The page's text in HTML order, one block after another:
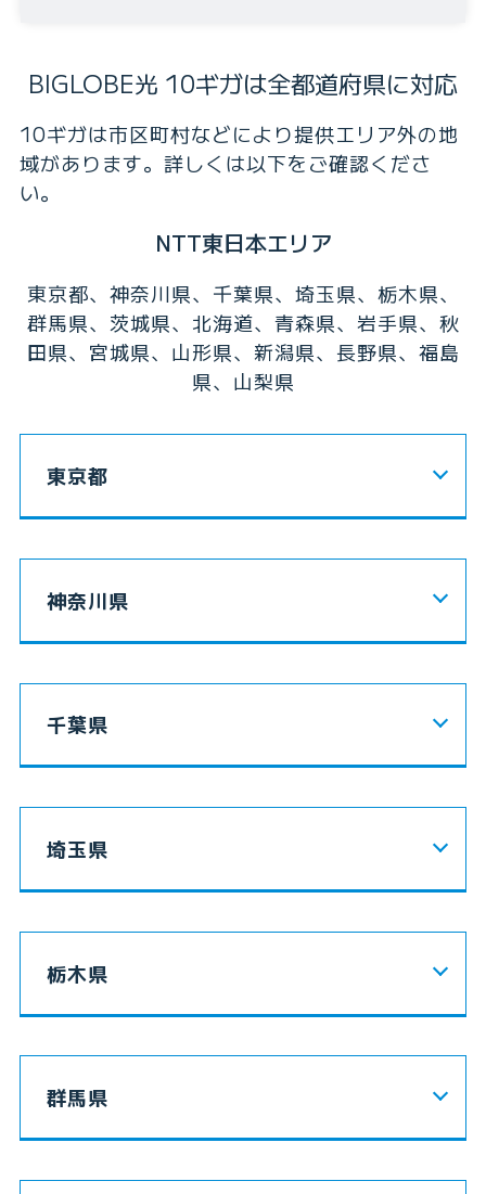
BIGLOBE光 10ギガは全都道府県に対応
10ギガは市区町村などにより提供エリア外の地
域があります。詳しくは以下をご確認くださ
い。
NTT東日本エリア
東京都、神奈川県、千葉県、埼玉県、栃木県、
群馬県、茨城県、 北海道、青森県、岩手県、秋
田県、宮城県、山形県、新潟県、長野県、福島
県、山梨県
東京都
神奈川県
千葉県
埼玉県
栃木県
群馬県
Webでかんたん！
料金をシミュレー